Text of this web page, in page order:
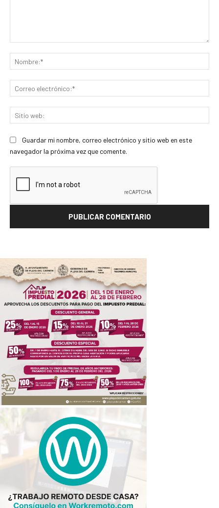
Guardar mi nombre, correo electrónico y sitio web en este
navegador la próxima vez que comente.